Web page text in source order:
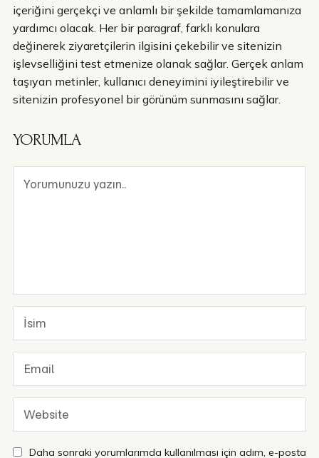
içeriğini gerçekçi ve anlamlı bir şekilde tamamlamanıza
yardımcı olacak. Her bir paragraf, farklı konulara
değinerek ziyaretçilerin ilgisini çekebilir ve sitenizin
işlevselliğini test etmenize olanak sağlar. Gerçek anlam
taşıyan metinler, kullanıcı deneyimini iyileştirebilir ve
sitenizin profesyonel bir görünüm sunmasını sağlar.
YORUMLA
Daha sonraki yorumlarımda kullanılması için adım, e-posta